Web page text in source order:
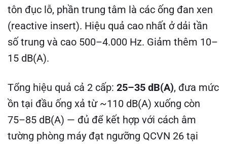
tôn đục lỗ, phần trung tâm là các ống đan xen
(reactive insert). Hiệu quả cao nhất ở dải tần
số trung và cao 500–4.000 Hz. Giảm thêm 10–
15 dB(A).
Tổng hiệu quả cả 2 cấp: 25–35 dB(A), đưa mức
ồn tại đầu ống xả từ ~110 dB(A) xuống còn
75–85 dB(A) — đủ để kết hợp với cách âm
tường phòng máy đạt ngưỡng QCVN 26 tại